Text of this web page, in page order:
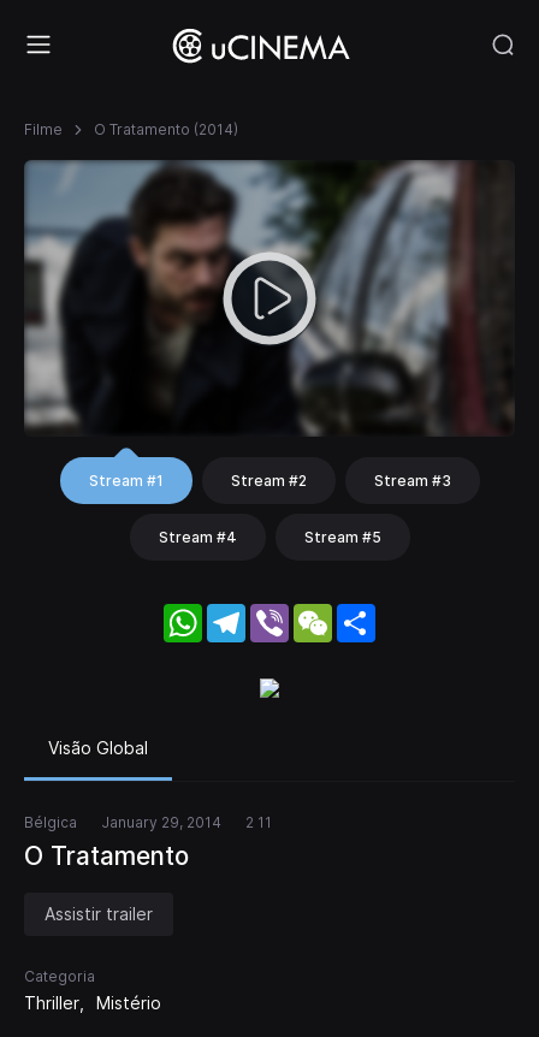
Filme O Tratamento (2014)
Stream #1 Stream #2 Stream #3
Stream #4 Stream #5
WhatsApp
Telegram
Viber WeChat
Visão Global
Bélgica January 29, 2014 2 11
O Tratamento
Assistir trailer
Categoria
Thriller Mistério